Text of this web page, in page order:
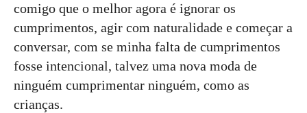
comigo que o melhor agora é ignorar os
cumprimentos, agir com naturalidade e começar a
conversar, com se minha falta de cumprimentos
fosse intencional, talvez uma nova moda de
ninguém cumprimentar ninguém, como as
crianças.